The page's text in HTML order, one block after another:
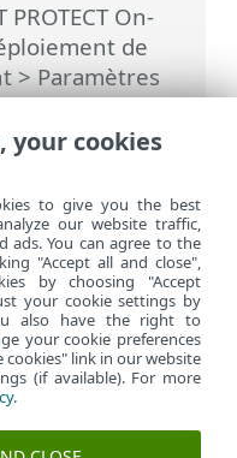
PROTECT On-
de
>Paramètres
> Créer une
de connexion
de travail
your cookies
to give you the best
our website traffic,
ads. You can agree to the
"Accept all and close",
by choosing "Accept
your cookie settings by
also have the right to
your cookie preferences
link in our website
(if available). For more
.